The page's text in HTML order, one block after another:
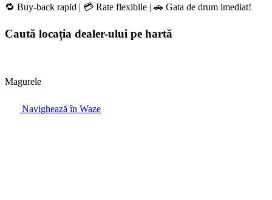
🔁 Buy-back rapid | 💳 Rate flexibile | 🚗 Gata de drum imediat!
Caută locația dealer-ului pe hartă
Magurele
Navighează în Waze